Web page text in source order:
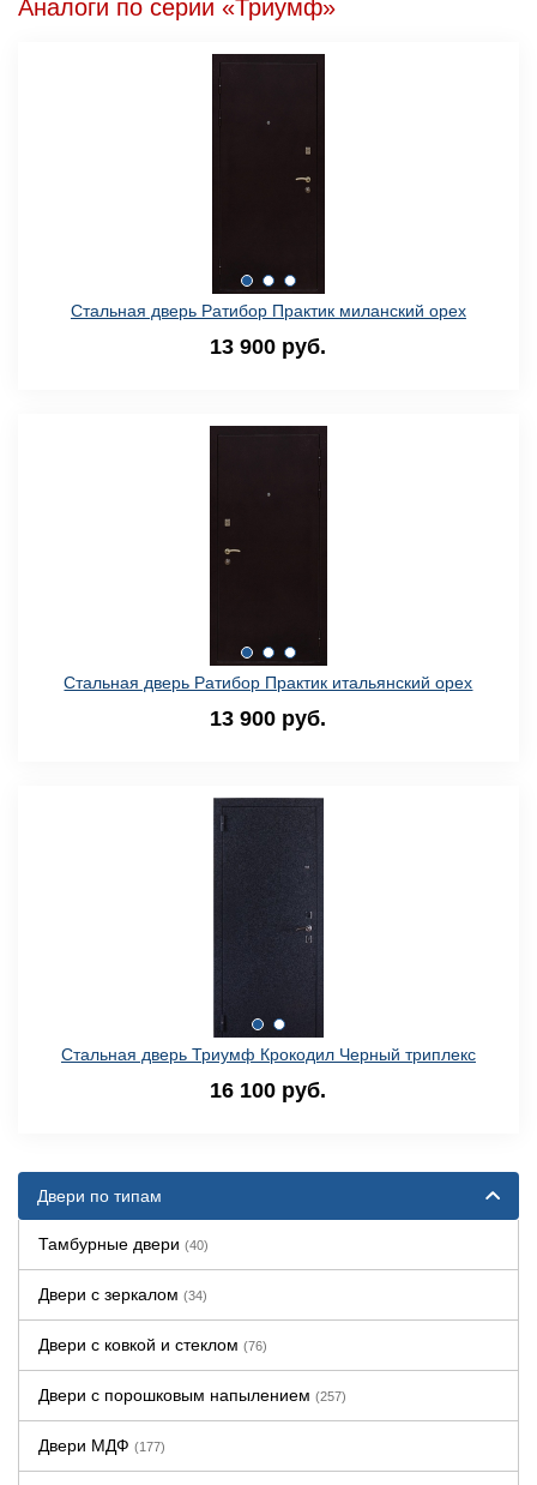
Аналоги по серии «Триумф»
Стальная дверь Ратибор Практик миланский орех
13 900 руб.
Стальная дверь Ратибор Практик итальянский орех
13 900 руб.
Стальная дверь Триумф Крокодил Черный триплекс
16 100 руб.
Двери по типам
Тамбурные двери (40)
Двери с зеркалом (34)
Двери с ковкой и стеклом (76)
Двери с порошковым напылением (257)
Двери МДФ (177)